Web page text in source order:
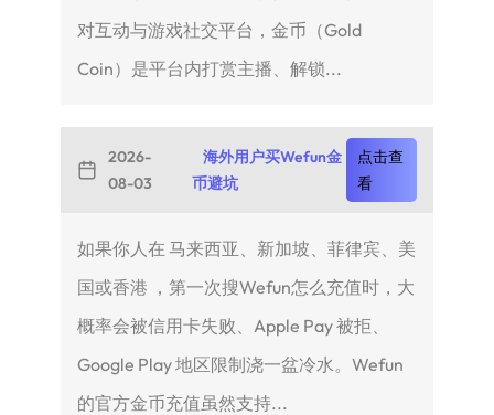
对互动与游戏社交平台，金币（Gold
Coin）是平台内打赏主播、解锁...
2026-
08-03
海外用户买Wefun金
币避坑
点击查
看
如果你人在 马来西亚、新加坡、菲律宾、美
国或香港 ，第一次搜Wefun怎么充值时，大
概率会被信用卡失败、Apple Pay 被拒、
Google Play 地区限制浇一盆冷水。Wefun
的官方金币充值虽然支持...